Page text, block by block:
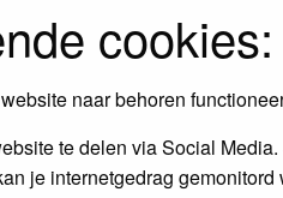
cookies:
naar behoren
te delen via Social
je internetgedrag
Topics
gedragscode